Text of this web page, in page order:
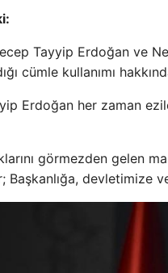
Tayyip Erdoğan ve
cümle kullanımı
Erdoğan her zaman
görmezden gelen
Başkanlığa, devletimize